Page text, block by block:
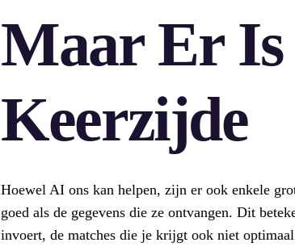
Maar Er Is
Keerzijde
Hoewel AI ons kan helpen, zijn er ook enkele
goed als de gegevens die ze ontvangen. Dit
invoert, de matches die je krijgt ook niet